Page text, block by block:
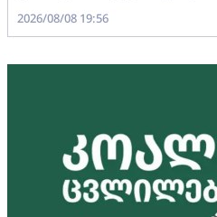
2026/08/08 19:56